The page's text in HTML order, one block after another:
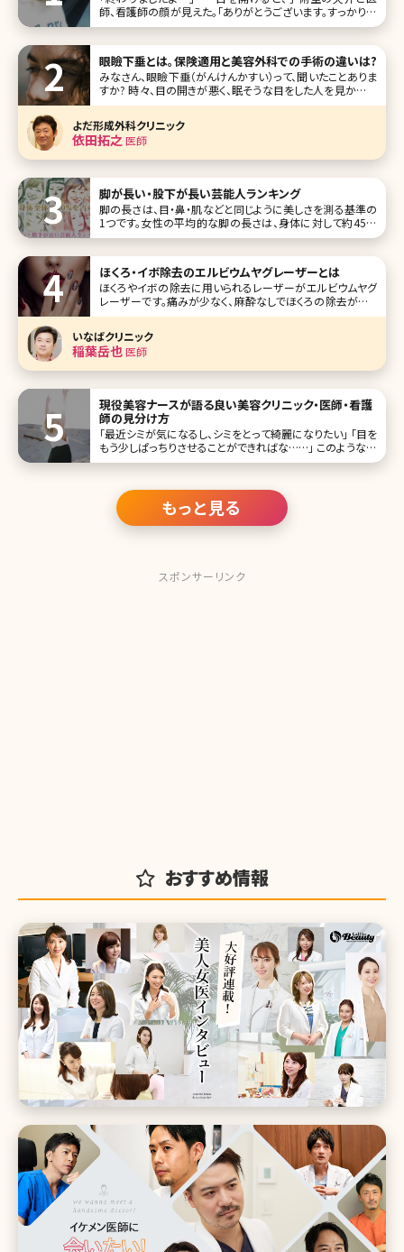
師、看護師の顔が見えた。「ありがとうございます。すっかり寝
てました。何時間かかりましたか?」「今2時半だから、4時間で
ない。手術を始めたのが午前10時だから、4時間以上も眠っ
ていたのだ。そ
眼瞼下垂とは。保険適用と美容外科での手術の違いは?
みなさん、眼瞼下垂（がんけんかすい）って、聞いたことありま
すか? 時々、目の開きが悪く、眠そうな目をした人を見かけま
す。でも、本当に眠たいってわけではない人も多数います。こ
の眠そうな目に見えてしまう理由が、眼瞼下垂。まぶたが垂
れ、目があけにくくなるという症状なんです。 今回は眼瞼下
垂の施術効果、
よだ形成外科クリニック
依田拓之 医師
脚が長い・股下が長い芸能人ランキング
脚の長さは、目・鼻・肌などと同じように美しさを測る基準の
1つです。女性の平均的な脚の長さは、身体に対して約45％
が平均値。例えば、身長160cmの場合、股下が72cmあれば
見え、短ければ胴が長く見えます。 少しでも長く見えるために
は脚を細
ほくろ・イボ除去のエルビウムヤグレーザーとは
ほくろやイボの除去に用いられるレーザーがエルビウムヤグ
レーザーです。痛みが少なく、麻酔なしでほくろの除去ができ
る唯一のレーザーであると言われています。単に「エルビウ
ムレーザー」と呼ばれることも。 「普通のヤグレーザーとどう
違うの?
いなばクリニック
稲葉岳也医師
現役美容ナースが語る良い美容クリニック・医師・看護
師の見分け方
「最近シミが気になるし、シミをとって綺麗になりたい」 「目を
もう少しぱっちりさせることができればな……」 このような美
容に関するお悩みを持った時、「少しでも良くなれば……」と
そしてネットやSNSでどの美容クリニックに行こうか調べて
もっと見る
スポンサーリンク
おすすめ情報